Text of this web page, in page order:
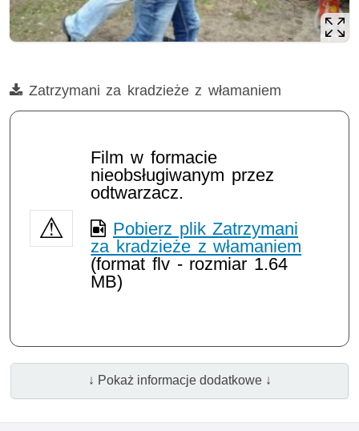
Film
Zatrzymani za kradzieże z włamaniem
Film w formacie
nieobsługiwanym przez
odtwarzacz.
Pobierz plik Zatrzymani
za kradzieże z włamaniem
(format flv - rozmiar 1.64
MB)
↓ Pokaż informacje dodatkowe ↓